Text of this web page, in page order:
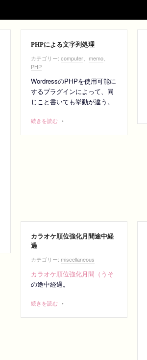
PHPによる文字列処理
カテゴリー: computer memo
PHP
WordressのPHPを使用可能に
するプラグインによって、同
じこと書いても挙動が違う。
続きを読む •
カラオケ順位強化月間途中経
過
カテゴリー: miscellaneous
カラオケ順位強化月間（うそ
の途中経過。
続きを読む •